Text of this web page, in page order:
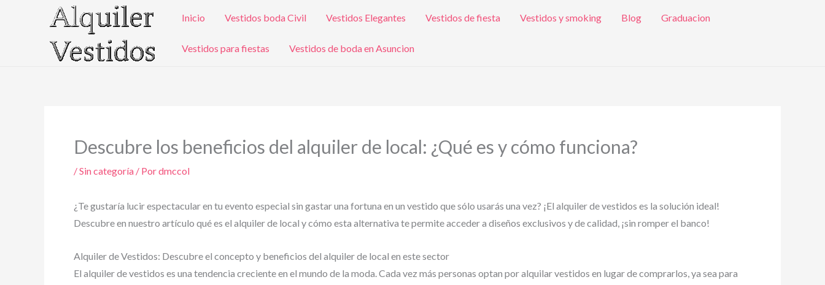
Inicio Vestidos boda Civil Vestidos Elegantes Vestidos de fiesta Vestidos y smoking Blog Graduacion
Vestidos para fiestas Vestidos de boda en Asuncion
Descubre los beneficios del alquiler de local: ¿Qué es y cómo funciona?
/Sin categoría / Pordmccol
¿Te gustaría lucir espectacular en tu evento especial sin gastar una fortuna en un vestido que sólo usarás una vez? ¡El alquiler de vestidos es la solución ideal!
Descubre en nuestro artículo qué es el alquiler de local y cómo esta alternativa te permite acceder a diseños exclusivos y de calidad, ¡sin romper el banco!
Alquiler de Vestidos: Descubre el concepto y beneficios del alquiler de local en este sector
El alquiler de vestidos es una tendencia creciente en el mundo de la moda. Cada vez más personas optan por alquilar vestidos en lugar de comprarlos, ya sea para